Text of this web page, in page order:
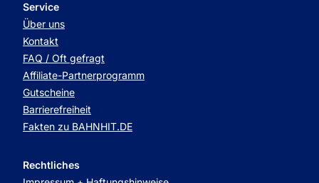
Service
Über uns
Kontakt
FAQ / Oft gefragt
Affiliate-Partnerprogramm
Gutscheine
Barrierefreiheit
Fakten zu BAHNHIT.DE
Rechtliches